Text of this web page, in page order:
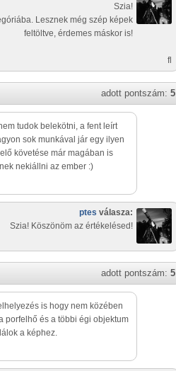
Szia!
Lesznek még szép képek
feltöltve, érdemes máskor is!
fl
adott pontszám: 5
tudok belekötni, a fent leírt
sok munkával jár egy ilyen
követése már magában is
nekiállni az ember :)
ptes válasza:
Szia! Köszönöm az értékelésed!
adott pontszám: 5
is hogy nem közében
porfelhő és a többi égi objektum
a képhez.